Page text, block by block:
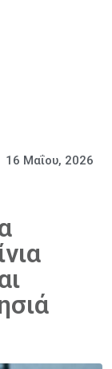
16 Μαΐου, 2026